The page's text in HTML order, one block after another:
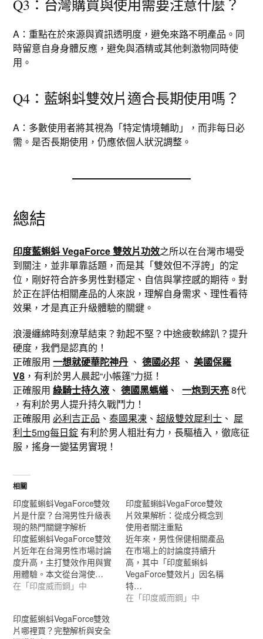
Q3：台灣購買與使用需要注意什麼？
A：重點在於來源與資訊透明度，避免來路不明產品。同
時留意自身身體反應，避免與酒精或其他刺激物同時使
用。
Q4：藍蝌蚪雙效片適合長期使用嗎？
A：多數使用者將其視為「特定情境輔助」，而非每日必
需。是否長期使用，仍應依個人狀況調整。
總結
印度藍蝌蚪 VegaForce 雙效片功效之所以在台灣市場受
到關注，並非單靠話題，而是其「雙效但不浮誇」的定
位，剛好符合許多男性對穩定、自信與掌控感的期待。對
於正在評估相關產品的人來說，理解自身需求、理性看待
效果，才是真正升級體驗的關鍵。
浪漫纏綿時刻潦草結束？勃起不堅？中途疲軟綿趴？提升
硬度，我們是認真的！
正確服用一想就硬華陀神丹 、德國必邦 、美國保羅
V8 ，有利於男人晨起“小帳篷”力挺！
正確服用綠騎士持久液 、德國黑螞蟻 、一炮到天亮8代
，有利於男人提升持久戰鬥力！
正確服用必利吉正品 、泰國果凍 、超級雙效犀利士 、 犀
利士5mg每日錠 有利於男人粗壯有力，長驅植入，徹底征
服，搖身一變猛男實現！
相關
印度藍蝌蚪VegaForce雙效
片是什麼？台灣男性升級表
現的熱門關鍵字解析
印度藍蝌蚪VegaForce雙效
片近年在台灣男性市場討論
度升高，主打雙效作用與實
用體驗。本文從台灣使…
在「印度威而鋼」中
印度藍蝌蚪VegaForce雙效
片效果解析：從成分概念到
使用者關注重點
近年來，男性保健相關產品
在市場上的討論度持續升
高，其中「印度藍蝌蚪
VegaForce雙效片」因名稱
特…
在「印度威而鋼」中
印度藍蝌蚪VegaForce雙效
片哪裡買？完整解析與安全